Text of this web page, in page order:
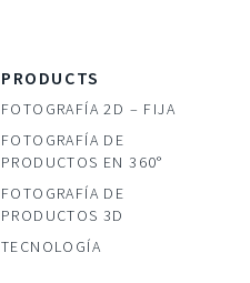
PRODUCTS
FOTOGRAFÍA 2D – FIJA
FOTOGRAFÍA DE
PRODUCTOS EN 360°
FOTOGRAFÍA DE
PRODUCTOS 3D
TECNOLOGÍA